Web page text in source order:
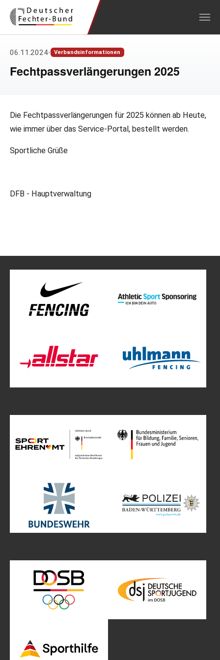
06.11.2024• Verbandsinformationen
Fechtpassverlängerungen 2025
Die Fechtpassverlängerungen für 2025 können ab Heute,
wie immer über das Service-Portal, bestellt werden.
Sportliche Grüße
DFB - Hauptverwaltung